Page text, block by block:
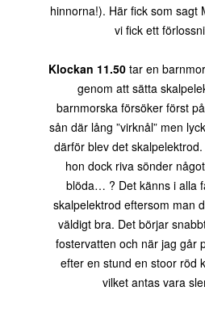
hinnorna!). Här fick som sagt
vi fick ett
Klockan 11.50 tar en
genom att sätta
barnmorska försöker först
sån där lång ”virknål” men
därför blev det
hon dock riva sönder
blöda… ? Det känns i alla
skalpelektrod eftersom man
väldigt bra. Det börjar
fostervatten och när jag går
efter en stund en stoor röd
vilket antas vara